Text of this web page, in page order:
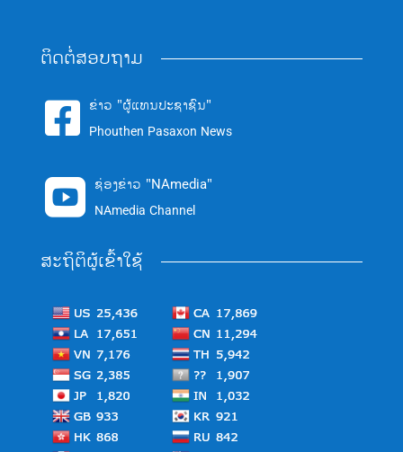
ຕິດຕໍ່ສອບຖາມ
 ຂ່າວ "ຜູ້ແທນປະຊາຊົນ"
Phouthen Pasaxon News
 ຊ່ອງຂ່າວ "NAmedia"
NAmedia Channel
ສະຖິຕິຜູ້ເຂົ້າໃຊ້